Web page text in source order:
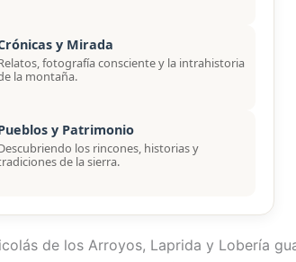
y Mirada
fotografía consciente y la intrahistoria
la montaña.
y Patrimonio
los rincones, historias y
de la sierra.
de los Arroyos, Laprida y Lobería